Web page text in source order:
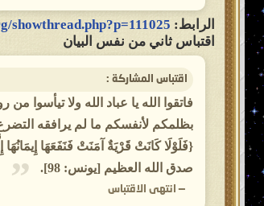
الرابط: showthread.php?p=111025
اقتباس ثاني من نفس البيان
اقتباس المشاركة :
فاتقوا الله يا عباد الله ولا تيأسوا
بظلمكم لأنفسكم ما لم يرافقه
{فَلَوْلَا كَانَتْ قَرْيَةٌ آمَنَتْ فَنَفَعَهَا
صدق الله العظيم [يونس: 98].
— انتهى الاقتباس